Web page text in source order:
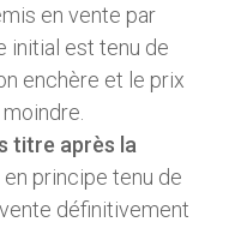
en vente par
initial est tenu de
enchère et le prix
titre après la
principe tenu de
définitivement